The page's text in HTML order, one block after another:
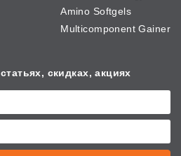
Amino Softgels
Multicomponent Gainer
статьях, скидках, акциях